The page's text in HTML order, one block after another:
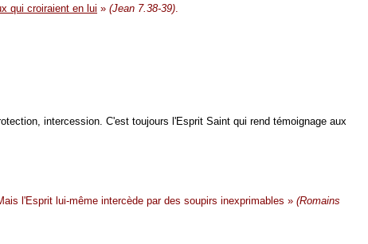
qui croiraient en lui » (Jean 7.38-39).
intercession. C'est toujours l'Esprit Saint qui rend témoignage aux
l'Esprit lui-même intercède par des soupirs inexprimables » (Romains